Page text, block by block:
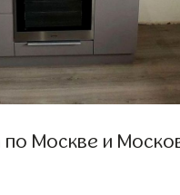
по Москве и